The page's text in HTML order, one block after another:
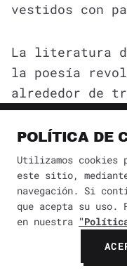
vestidos con
La literatura
la poesía
alrededor de
de Villa
y el
las rúbricas
las
la hoz y el
proletario,
los corridos y
POLÍTICA DE
Utilizamos cookies
este sitio,
navegación. Si
que acepta su uso.
en nuestra